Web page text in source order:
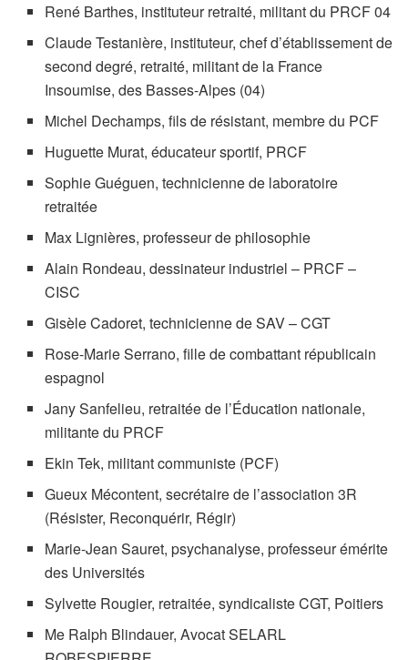
René Barthes, instituteur retraité, militant du PRCF 04
Claude Testanière, instituteur, chef d’établissement de
second degré, retraité, militant de la France
Insoumise, des Basses-Alpes (04)
Michel Dechamps, fils de résistant, membre du PCF
Huguette Murat, éducateur sportif, PRCF
Sophie Guéguen, technicienne de laboratoire
retraitée
Max Lignières, professeur de philosophie
Alain Rondeau, dessinateur industriel – PRCF –
CISC
Gisèle Cadoret, technicienne de SAV – CGT
Rose-Marie Serrano, fille de combattant républicain
espagnol
Jany Sanfelieu, retraitée de l’Éducation nationale,
militante du PRCF
Ekin Tek, militant communiste (PCF)
Gueux Mécontent, secrétaire de l’association 3R
(Résister, Reconquérir, Régir)
Marie-Jean Sauret, psychanalyse, professeur émérite
des Universités
Sylvette Rougier, retraitée, syndicaliste CGT, Poitiers
Me Ralph Blindauer, Avocat SELARL